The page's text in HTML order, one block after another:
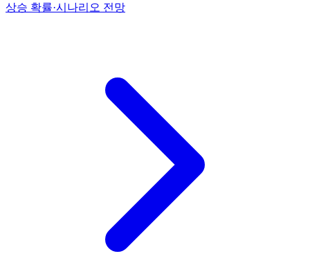
상승 확률·시나리오 전망